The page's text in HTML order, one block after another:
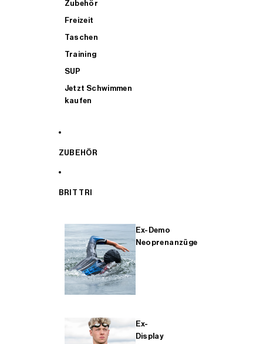
Zubehör
Freizeit
Taschen
Training
SUP
Jetzt Schwimmen
kaufen
ZUBEHÖR
BRIT TRI
Ex-Demo
Neoprenanzüge
Ex-
Display